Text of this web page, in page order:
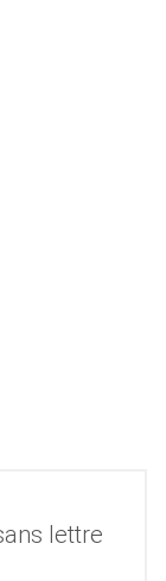
lettre